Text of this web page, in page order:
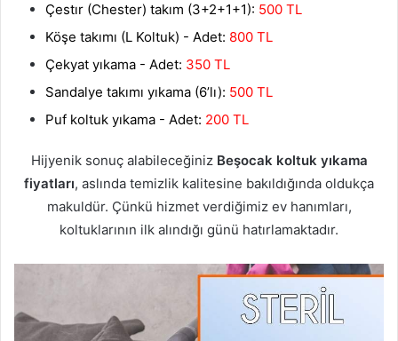
Çestır (Chester) takım (3+2+1+1): 500 TL
Köşe takımı (L Koltuk) - Adet: 800 TL
Çekyat yıkama - Adet: 350 TL
Sandalye takımı yıkama (6’lı): 500 TL
Puf koltuk yıkama - Adet: 200 TL
Hijyenik sonuç alabileceğiniz Beşocak koltuk yıkama
fiyatları, aslında temizlik kalitesine bakıldığında oldukça
makuldür. Çünkü hizmet verdiğimiz ev hanımları,
koltuklarının ilk alındığı günü hatırlamaktadır.